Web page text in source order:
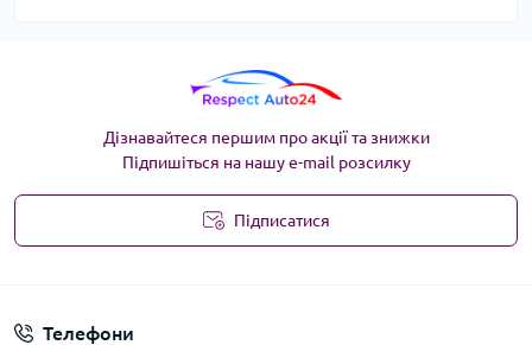
Дізнавайтеся першим про акції та знижки
Підпишіться на нашу e-mail розсилку
Підписатися
Телефони